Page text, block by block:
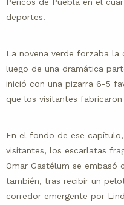
deportes.
La novena verde forzaba
luego de una dramática
inició con una pizarra 6-5
que los visitantes
En el fondo de ese
visitantes, los escarlatas
Omar Gastélum se embasó
también, tras recibir un
corredor emergente por